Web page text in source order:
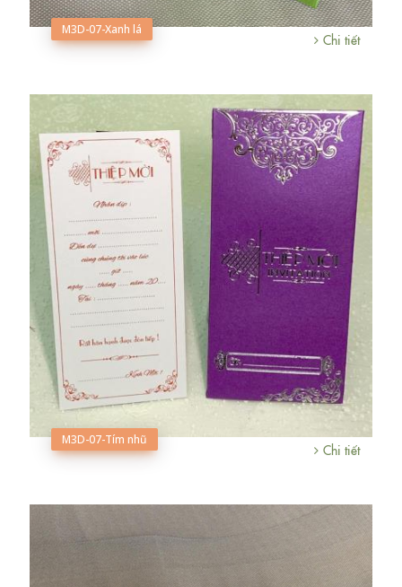
M3D-07-Xanh lá
Chi tiết
M3D-07-Tím nhũ
Chi tiết